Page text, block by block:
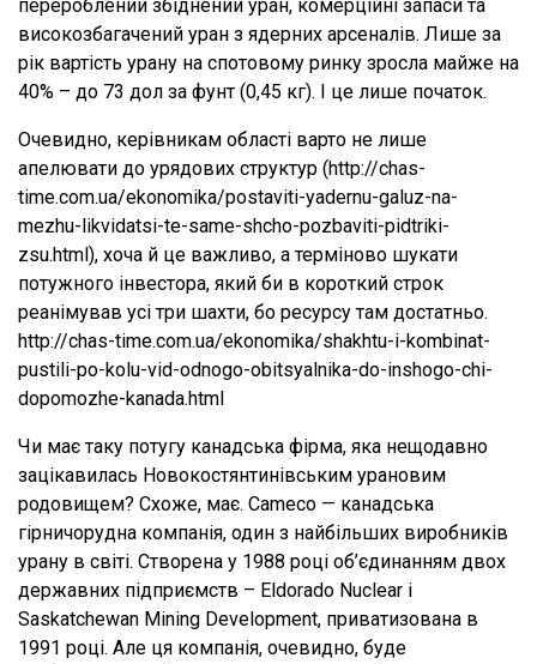
перероблений збіднений уран, комерційні запаси та
високозбагачений уран з ядерних арсеналів. Лише за
рік вартість урану на спотовому ринку зросла майже на
40% – до 73 дол за фунт (0,45 кг). І це лише початок.
Очевидно, керівникам області варто не лише
апелювати до урядових структур (http://chas-
time.com.ua/ekonomika/postaviti-yadernu-galuz-na-
mezhu-likvidatsi-te-same-shcho-pozbaviti-pidtriki-
zsu.html), хоча й це важливо, а терміново шукати
потужного інвестора, який би в короткий строк
реанімував усі три шахти, бо ресурсу там достатньо.
http://chas-time.com.ua/ekonomika/shakhtu-i-kombinat-
pustili-po-kolu-vid-odnogo-obitsyalnika-do-inshogo-chi-
dopomozhe-kanada.html
Чи має таку потугу канадська фірма, яка нещодавно
зацікавилась Новокостянтинівським урановим
родовищем? Схоже, має. Cameco — канадська
гірничорудна компанія, один з найбільших виробників
урану в світі. Створена у 1988 році об’єдинанням двох
державних підприємств – Eldorado Nuclear і
Saskatchewan Mining Development, приватизована в
1991 році. Але ця компанія, очевидно, буде